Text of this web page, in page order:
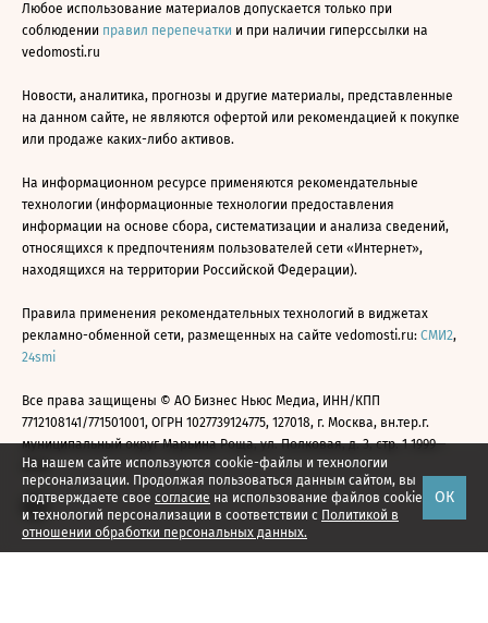
На нашем сайте используются cookie-файлы и технологии
персонализации. Продолжая пользоваться данным сайтом, вы
подтверждаете свое согласие на использование файлов cookie
и технологий персонализации в соответствии с Политикой в
отношении обработки персональных данных.
ОК
Любое использование материалов допускается только при
соблюдении правил перепечатки и при наличии гиперссылки на
vedomosti.ru
Новости, аналитика, прогнозы и другие материалы, представленные
на данном сайте, не являются офертой или рекомендацией к покупке
или продаже каких-либо активов.
На информационном ресурсе применяются рекомендательные
технологии (информационные технологии предоставления
информации на основе сбора, систематизации и анализа сведений,
относящихся к предпочтениям пользователей сети «Интернет»,
находящихся на территории Российской Федерации).
Правила применения рекомендательных технологий в виджетах
рекламно-обменной сети, размещенных на сайте vedomosti.ru: СМИ2,
24smi
Все права защищены © АО Бизнес Ньюс Медиа, ИНН/КПП
7712108141/771501001, ОГРН 1027739124775, 127018, г. Москва, вн.тер.г.
муниципальный округ Марьина Роща, ул. Полковая, д. 3, стр. 1 1999—
2026